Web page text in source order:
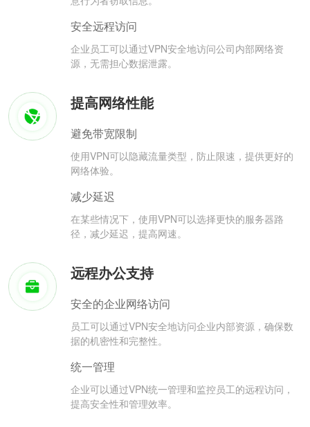
安全远程访问
企业员工可以通过VPN安全地访问公司内部网络资
源，无需担心数据泄露。
提高网络性能
避免带宽限制
使用VPN可以隐藏流量类型，防止限速，提供更好的
网络体验。
减少延迟
在某些情况下，使用VPN可以选择更快的服务器路
径，减少延迟，提高网速。
远程办公支持
安全的企业网络访问
员工可以通过VPN安全地访问企业内部资源，确保数
据的机密性和完整性。
统一管理
企业可以通过VPN统一管理和监控员工的远程访问，
提高安全性和管理效率。